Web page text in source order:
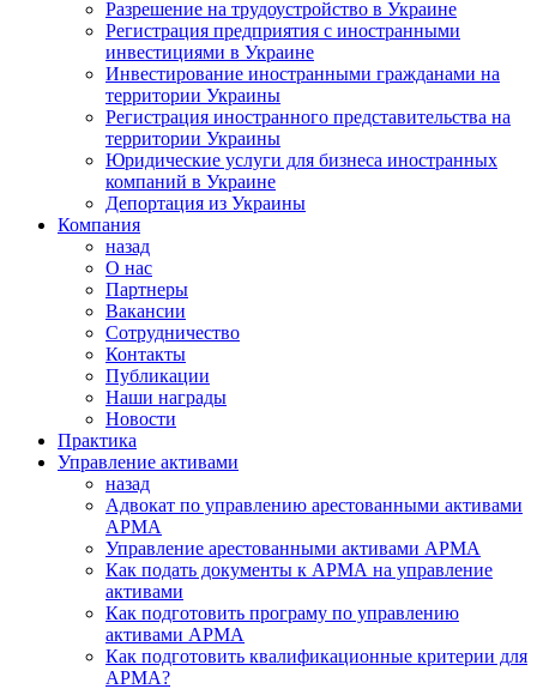
Разрешение на трудоустройство в Украине
Регистрация предприятия с иностранными
инвестициями в Украине
Инвестирование иностранными гражданами на
территории Украины
Регистрация иностранного представительства на
территории Украины
Юридические услуги для бизнеса иностранных
компаний в Украине
Депортация из Украины
Компания
назад
О нас
Партнеры
Вакансии
Сотрудничество
Контакты
Публикации
Наши награды
Новости
Практика
Управление активами
назад
Адвокат по управлению арестованными активами
АРМА
Управление арестованными активами АРМА
Как подать документы к АРМА на управление
активами
Как подготовить програму по управлению
активами АРМА
Как подготовить квалификационные критерии для
АРМА?